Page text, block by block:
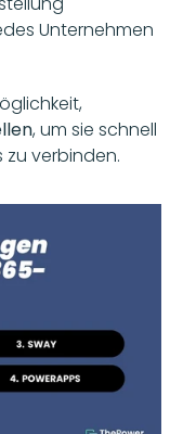
Unternehmen
, um sie schnell
verbinden.